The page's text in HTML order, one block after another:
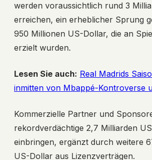
werden voraussichtlich rund 3
erreichen, ein erheblicher Sprung
950 Millionen US-Dollar, die an
erzielt wurden.
Lesen Sie auch: Real Madrids
inmitten von Mbappé-Kontroverse
Kommerzielle Partner und
rekordverdächtige 2,7 Milliarden
einbringen, ergänzt durch weitere
US-Dollar aus Lizenzverträgen.